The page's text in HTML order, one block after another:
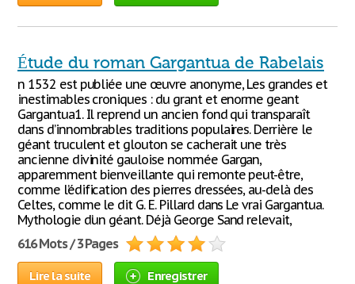
Étude du roman Gargantua de Rabelais
n 1532 est publiée une œuvre anonyme, Les grandes et
inestimables croniques : du grant et enorme geant
Gargantua1. Il reprend un ancien fond qui transparaît
dans d’innombrables traditions populaires. Derrière le
géant truculent et glouton se cacherait une très
ancienne divinité gauloise nommée Gargan,
apparemment bienveillante qui remonte peut-être,
comme l’édification des pierres dressées, au-delà des
Celtes, comme le dit G. E. Pillard dans Le vrai Gargantua.
Mythologie d’un géant. Déjà George Sand relevait,
616 Mots / 3 Pages
Lire la suite Enregistrer